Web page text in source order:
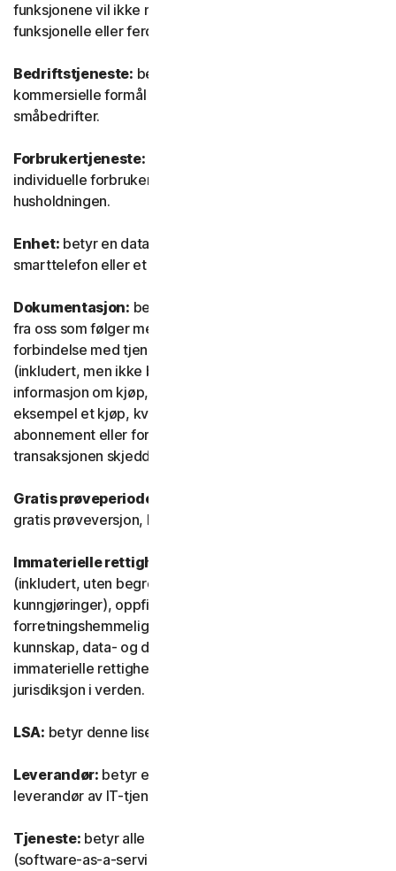
funksjonene vil ikke nødvendigvis være fullstendig
funksjonelle eller ferdigstilte.
Bedriftstjeneste: betyr tjenester som er utviklet for
kommersielle formål og beregnet for intern bruk i
småbedrifter.
Forbrukertjeneste:
individuelle forbrukere og beregnet for personlig bruk i
husholdningen.
Enhet: betyr en datamaskin, en bærbar PC, en
smarttelefon eller et nettbrett.
Dokumentasjon: betyr alle dokumenter og informasjon
fra oss som følger med eller gjøres tilgjengelig i
forbindelse med tjenesten og/eller programvaren
(inkludert, men ikke begrenset til, emballasje eller
informasjon om kjøp, abonnement eller fornyelse, for
eksempel et kjøp, kvittering eller e-postbekreftelse på
abonnement eller fornyelse, samt salgsvilkår hvis
transaksjonen skjedde direkte med oss).
Gratis prøveperiode
gratis prøveversjon, både med og uten tidsbegrensning.
Immaterielle rettigheter:
(inkludert, uten begrensning, patentsøknader og
kunngjøringer), oppfinnelser, opphavsrettigheter,
forretningshemmeligheter, moralske rettigheter,
kunnskap, data- og databaserettigheter og andre
immaterielle rettigheter anerkjent i ethvert land eller
jurisdiksjon i verden.
LSA: betyr denne lisens- og tjenesteavtalen.
Leverandør: betyr en autorisert forhandler eller
leverandør av IT-tjenester.
Tjeneste: betyr alle tjenestene våre eller SaaS
(software-as-a-service) abonnementsbasert tilbud